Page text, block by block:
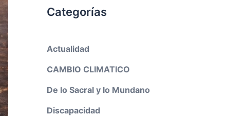
Categorías
Actualidad
CAMBIO CLIMATICO
De lo Sacral y lo Mundano
Discapacidad